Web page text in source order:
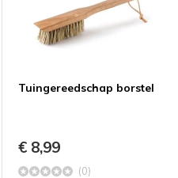
Tuingereedschap borstel
€ 8,99
(0)